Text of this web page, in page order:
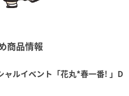
商品情報
ャルイベント「花丸*春一番! 」D